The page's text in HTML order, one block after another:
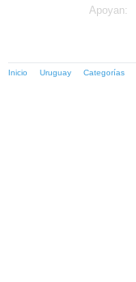
Apoyan:
Inicio Uruguay Categorías